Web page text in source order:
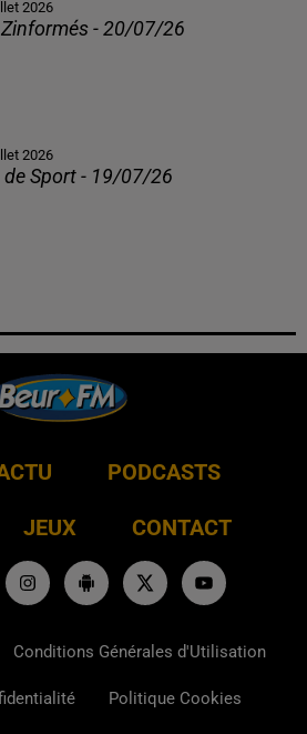
2026
- 20/07/26
2026
de Sport - 19/07/26
PODCASTS
JEUX CONTACT
Conditions Générales d'Utilisation
Politique Cookies